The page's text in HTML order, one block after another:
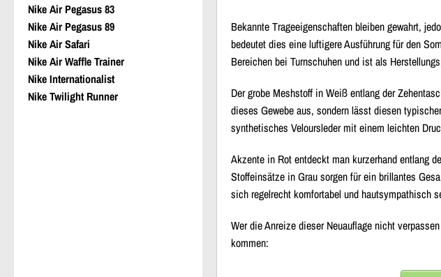
Nike Air Pegasus 83
Nike Air Pegasus 89
Nike Air Safari
Nike Air Waffle Trainer
Nike Internationalist
Nike Twilight Runner
Bekannte Trageeigenschaften bleiben gewahrt,
bedeutet dies eine luftigere Ausführung für den
Bereichen bei Turnschuhen und ist als
Der grobe Meshstoff in Weiß entlang der
dieses Gewebe aus, sondern lässt diesen
synthetisches Veloursleder mit einem leichten
Akzente in Rot entdeckt man kurzerhand entlang
Stoffeinsätze in Grau sorgen für ein brillantes
sich regelrecht komfortabel und hautsympathisch
Wer die Anreize dieser Neuauflage nicht
kommen: